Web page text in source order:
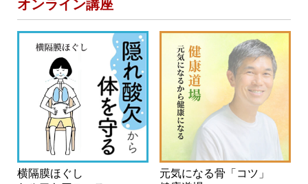
横隔膜ほぐし
元気になる骨「コツ」